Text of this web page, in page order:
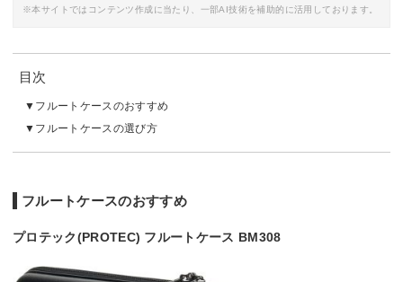
※本サイトではコンテンツ作成に当たり、一部AI技術を補助的に活用しております。
目次
フルートケースのおすすめ
フルートケースの選び方
フルートケースのおすすめ
プロテック(PROTEC) フルートケース BM308